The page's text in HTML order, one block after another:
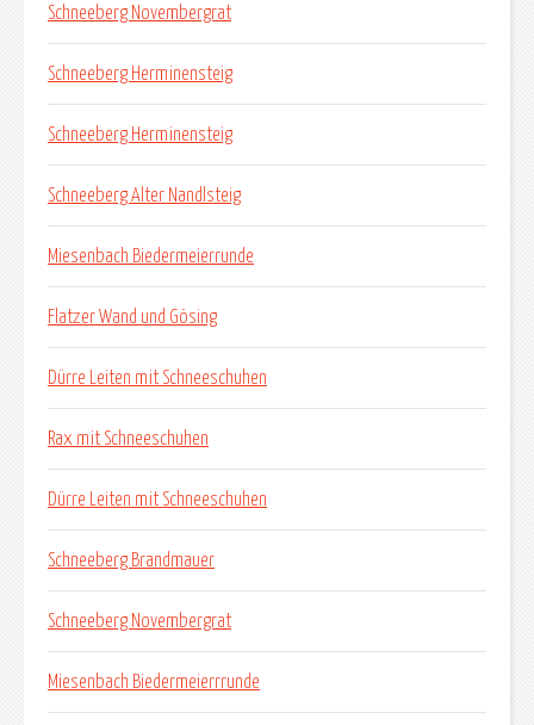
Schneeberg Novembergrat
Schneeberg Herminensteig
Schneeberg Herminensteig
Schneeberg Alter Nandlsteig
Miesenbach Biedermeierrunde
Flatzer Wand und Gösing
Dürre Leiten mit Schneeschuhen
Rax mit Schneeschuhen
Dürre Leiten mit Schneeschuhen
Schneeberg Brandmauer
Schneeberg Novembergrat
Miesenbach Biedermeierrrunde